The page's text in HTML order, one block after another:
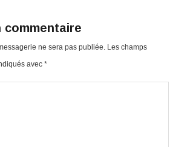
commentaire
ne sera pas publiée. Les champs
avec *